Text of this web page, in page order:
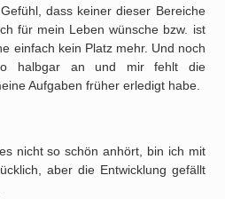
dass keiner dieser Bereiche
für mein Leben wünsche bzw. ist
einfach kein Platz mehr. Und noch
halbgar an und mir fehlt die
Aufgaben früher erledigt habe.
nicht so schön anhört, bin ich mit
aber die Entwicklung gefällt